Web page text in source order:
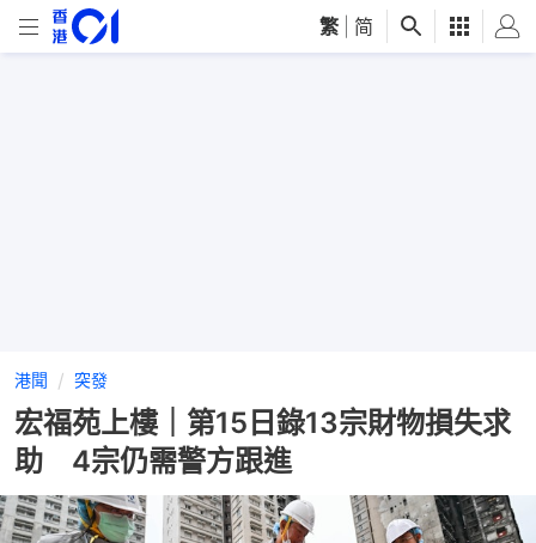
繁 简
港聞 突發
宏福苑上樓｜第15日錄13宗財物損失求
助 4宗仍需警方跟進